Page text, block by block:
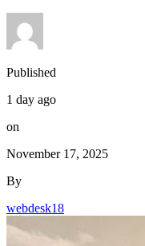
Published
1 day ago
on
November 17, 2025
By
webdesk18